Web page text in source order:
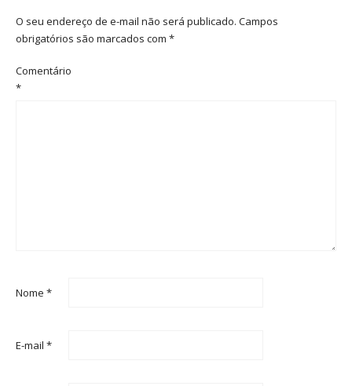
O seu endereço de e-mail não será publicado. Campos
obrigatórios são marcados com *
Comentário
*
Nome *
E-mail *